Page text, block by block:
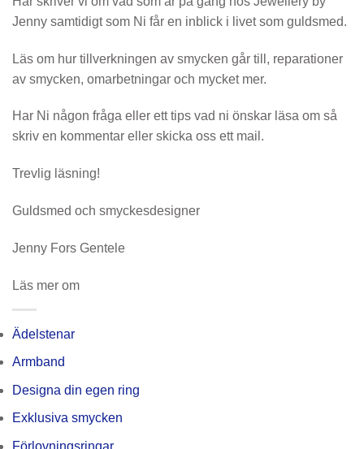
Jenny samtidigt som Ni får en inblick i livet som guldsmed.
Läs om hur tillverkningen av smycken går till, reparationer
av smycken, omarbetningar och mycket mer.
Har Ni någon fråga eller ett tips vad ni önskar läsa om så
skriv en kommentar eller skicka oss ett mail.
Trevlig läsning!
Guldsmed och smyckesdesigner
Jenny Fors Gentele
Läs mer om
Ädelstenar
Armband
Designa din egen ring
Exklusiva smycken
Förlovningsringar